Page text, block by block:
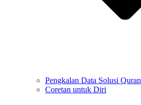
Pengkalan Data Solusi Quran
Coretan untuk Diri